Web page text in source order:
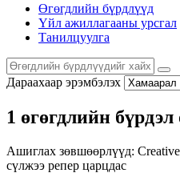
Өгөгдлийн бүрдлүүд
Үйл ажиллагааны урсгал
Танилцуулга
Дараахаар эрэмбэлэх
1 өгөгдлийн бүрдэл
Ашиглах зөвшөөрлүүд:
сүлжээ репер царцдас